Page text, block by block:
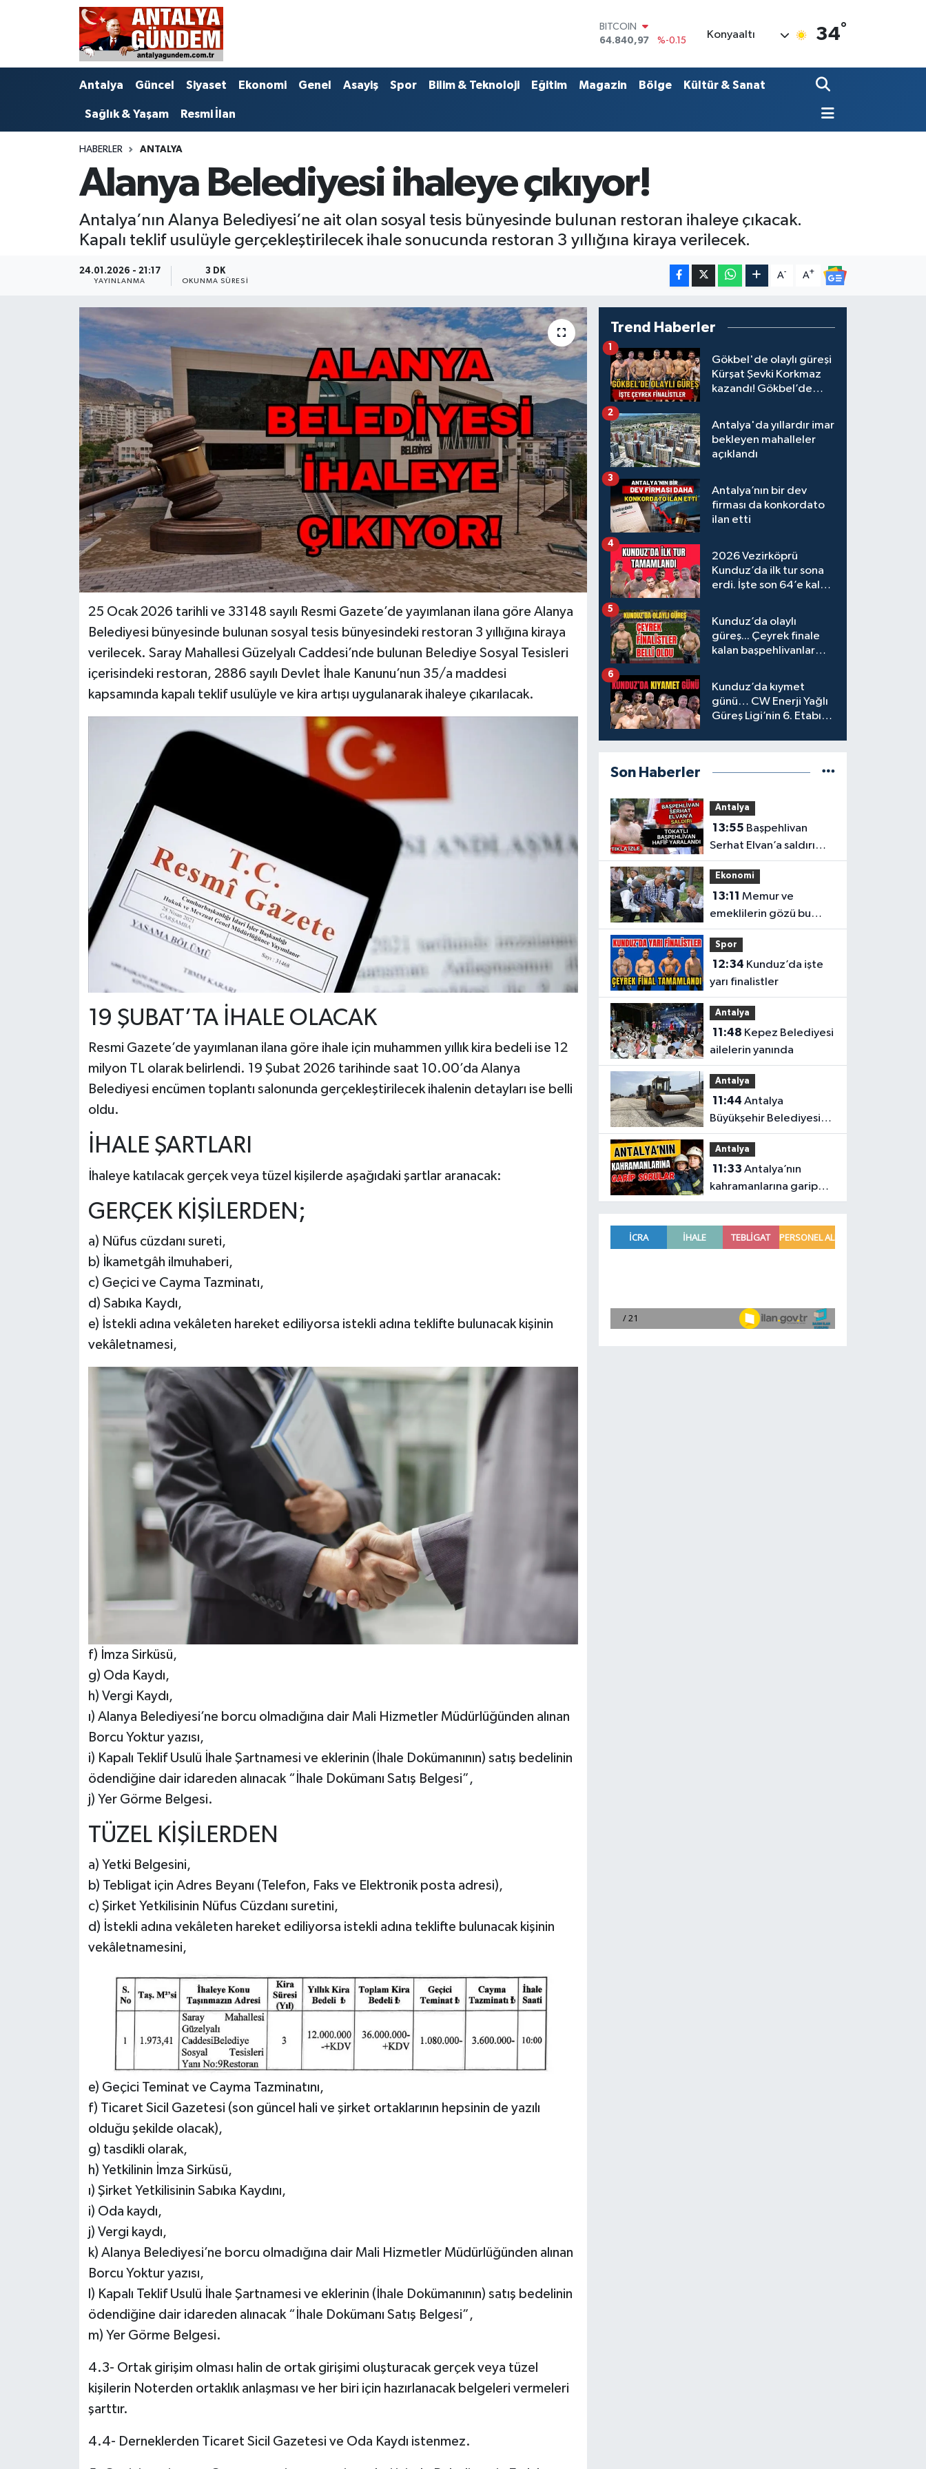
DOLAR
47,7436
%0.18
55,2510
%0.32
STERLİN
64.840,97
Konyaaltı 34°
Antalya Güncel Siyaset Ekonomi Genel Asayiş Spor Bilim & Teknoloji Eğitim Magazin Bölge Kültür & Sanat
Sağlık & Yaşam Resmi İlan
HABERLER ANTALYA
Alanya Belediyesi ihaleye çıkıyor!
Antalya’nın Alanya Belediyesi’ne ait olan sosyal tesis bünyesinde bulunan restoran ihaleye çıkacak.
Kapalı teklif usulüyle gerçekleştirilecek ihale sonucunda restoran 3 yıllığına kiraya verilecek.
24.01.2026 - 21:17
YAYINLANMA
3 DK
OKUNMA SÜRESI
A- A+
25 Ocak 2026 tarihli ve 33148 sayılı Resmi Gazete’de yayımlanan ilana göre Alanya
Belediyesi bünyesinde bulunan sosyal tesis bünyesindeki restoran 3 yıllığına kiraya
verilecek. Saray Mahallesi Güzelyalı Caddesi’nde bulunan Belediye Sosyal Tesisleri
içerisindeki restoran, 2886 sayılı Devlet İhale Kanunu’nun 35/a maddesi
kapsamında kapalı teklif usulüyle ve kira artışı uygulanarak ihaleye çıkarılacak.
19 ŞUBAT’TA İHALE OLACAK
Resmi Gazete’de yayımlanan ilana göre ihale için muhammen yıllık kira bedeli ise 12
milyon TL olarak belirlendi. 19 Şubat 2026 tarihinde saat 10.00’da Alanya
Belediyesi encümen toplantı salonunda gerçekleştirilecek ihalenin detayları ise belli
oldu.
İHALE ŞARTLARI
İhaleye katılacak gerçek veya tüzel kişilerde aşağıdaki şartlar aranacak:
GERÇEK KİŞİLERDEN;
a) Nüfus cüzdanı sureti,
b) İkametgâh ilmuhaberi,
c) Geçici ve Cayma Tazminatı,
d) Sabıka Kaydı,
e) İstekli adına vekâleten hareket ediliyorsa istekli adına teklifte bulunacak kişinin
vekâletnamesi,
f) İmza Sirküsü,
g) Oda Kaydı,
h) Vergi Kaydı,
ı) Alanya Belediyesi’ne borcu olmadığına dair Mali Hizmetler Müdürlüğünden alınan
Borcu Yoktur yazısı,
i) Kapalı Teklif Usulü İhale Şartnamesi ve eklerinin (İhale Dokümanının) satış bedelinin
ödendiğine dair idareden alınacak “İhale Dokümanı Satış Belgesi”,
j) Yer Görme Belgesi.
TÜZEL KİŞİLERDEN
a) Yetki Belgesini,
b) Tebligat için Adres Beyanı (Telefon, Faks ve Elektronik posta adresi),
c) Şirket Yetkilisinin Nüfus Cüzdanı suretini,
d) İstekli adına vekâleten hareket ediliyorsa istekli adına teklifte bulunacak kişinin
vekâletnamesini,
e) Geçici Teminat ve Cayma Tazminatını,
f) Ticaret Sicil Gazetesi (son güncel hali ve şirket ortaklarının hepsinin de yazılı
olduğu şekilde olacak),
g) tasdikli olarak,
h) Yetkilinin İmza Sirküsü,
ı) Şirket Yetkilisinin Sabıka Kaydını,
i) Oda kaydı,
j) Vergi kaydı,
k) Alanya Belediyesi’ne borcu olmadığına dair Mali Hizmetler Müdürlüğünden alınan
Borcu Yoktur yazısı,
l) Kapalı Teklif Usulü İhale Şartnamesi ve eklerinin (İhale Dokümanının) satış bedelinin
ödendiğine dair idareden alınacak “İhale Dokümanı Satış Belgesi”,
m) Yer Görme Belgesi.
4.3- Ortak girişim olması halin de ortak girişimi oluşturacak gerçek veya tüzel
kişilerin Noterden ortaklık anlaşması ve her biri için hazırlanacak belgeleri vermeleri
şarttır.
4.4- Derneklerden Ticaret Sicil Gazetesi ve Oda Kaydı istenmez.
Trend Haberler
Gökbel'de olaylı güreşi
Kürşat Şevki Korkmaz
kazandı! Gökbel’de
Gürbüz elendi!
1
Antalya'da yıllardır imar
bekleyen mahalleler
açıklandı
2
Antalya’nın bir dev
firması da konkordato
ilan etti
3
2026 Vezirköprü
Kunduz’da ilk tur sona
erdi. İşte son 64’e kalan
4
Kunduz’da olaylı
güreş... Çeyrek finale
kalan başpehlivanlar
5
Kunduz’da kıymet
günü… CW Enerji Yağlı
Güreş Ligi’nin 6. Etabı
6
Son Haberler
Antalya
13:55
Serhat Elvan’a saldırı…
Tokatlı başpehlivan hafif
yaralandı
Ekonomi
13:11
emeklilerin gözü bu
kararda
Spor
12:34
yarı finalistler
Antalya
11:48
ailelerin yanında
Antalya
11:44
Büyükşehir Belediyesi
düğmeye bastı
Antalya’da eş zamanlı
çalışma yapıldı
Antalya
11:33
kahramanlarına garip
sorular
Antalya
Bilim & Teknoloji
EĞİTİM
Ekonomi
Magazin
Resmi İlan
Sağlık & Yaşam
Siyaset
Antalya Nöbetçi Eczaneler
Antalya Hava Durumu
Antalya Namaz Vakitleri
Süper Lig Puan Durumu ve Fikstür
Tüm Manşetler